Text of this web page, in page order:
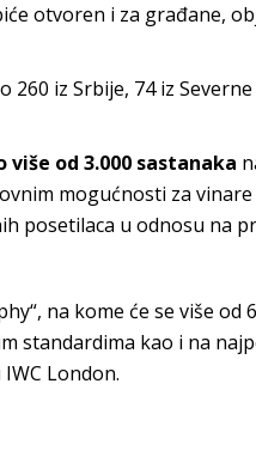
otvoren i za građane,
260 iz Srbije, 74 iz
više od 3.000 sastanaka
mogućnosti za
posetilaca u odnosu na
na kome će se više od
standardima kao i na
London.